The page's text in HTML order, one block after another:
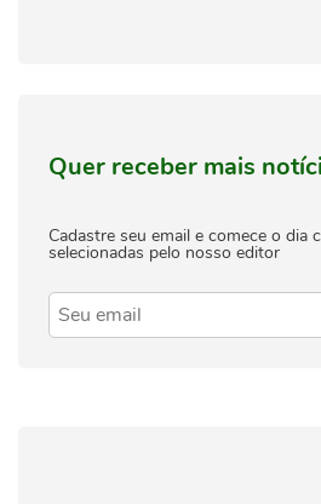
Quer receber mais
Cadastre seu email e comece o dia
selecionadas pelo nosso editor